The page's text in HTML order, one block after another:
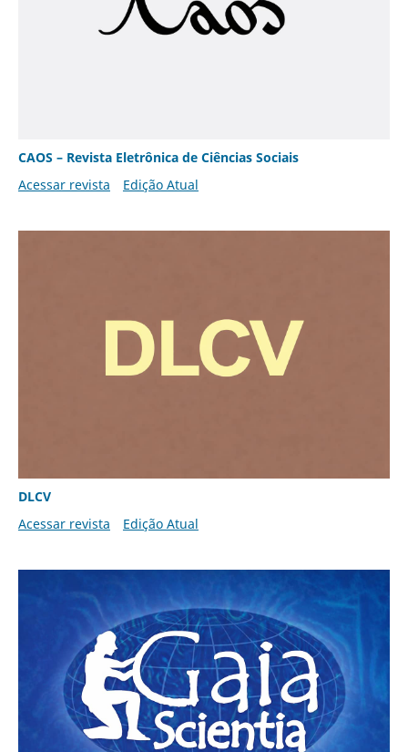
CAOS – Revista Eletrônica de Ciências Sociais
Acessar revista
Edição Atual
DLCV
Acessar revista
Edição Atual